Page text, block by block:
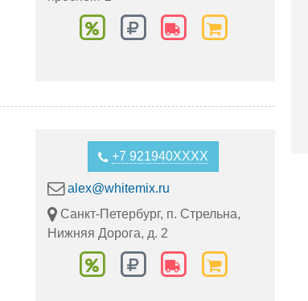
+7 921940XXXX
alex@whitemix.ru
Санкт-Петербург, п. Стрельна,
Нижняя Дорога, д. 2